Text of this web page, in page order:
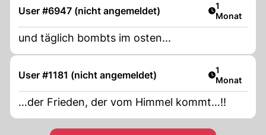
User #6947 (nicht angemeldet) Artikel
1
Monat
und täglich bombts im osten...
User #1181 (nicht angemeldet) Artikel
1
Monat
…der Frieden, der vom Himmel kommt…!!